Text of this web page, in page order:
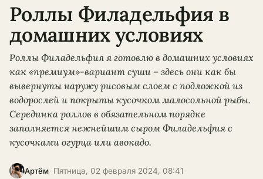
Роллы Филадельфия в
домашних условиях
Роллы Филадельфия я готовлю в домашних условиях
как «премиум»-вариант суши – здесь они как бы
вывернуты наружу рисовым слоем с подложкой из
водорослей и покрыты кусочком малосольной рыбы.
Серединка роллов в обязательном порядке
заполняется нежнейшим сыром Филадельфия с
кусочками огурца или авокадо.
Артём Пятница, 02 февраля 2024, 08:41